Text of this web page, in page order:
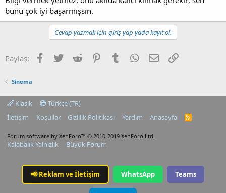
bunu çok iyi başarmışsın.
Cevap yazmak için giriş yap yada kayıt ol.
Paylaş: Facebook
TwitterReddit PinterestTumblrWhatsApp
E-postaLink
Sinema
Klasik
Türkçe (TR)
İletişim
Koşullar Gizlilik Politikası Yardım Anasayfa
R
Forum software by XenForo™ © 2010-2019 XenForo Ltd.
Kalabalık Yalnızlık Büyük Forum
📢Reklam ve İletişim WhatsApp Teams